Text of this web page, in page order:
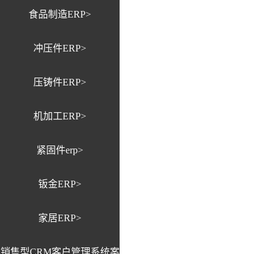
食品制造ERP>
冲压件ERP>
压铸件ERP>
机加工ERP>
紧固件erp>
钣金ERP>
家居ERP>
销售型CRM客户管理系统案